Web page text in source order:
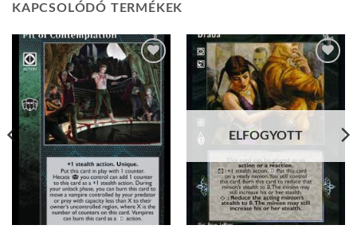
KAPCSOLÓDÓ TERMÉKEK
Add to
wishlist
Add to
wishlist
ELFOGYOTT